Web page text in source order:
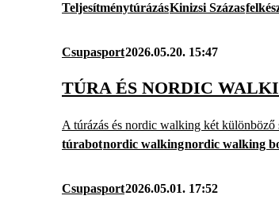
TeljesítménytúrázásKinizsi Százas
Csupasport2026.05.20. 15:47
TÚRA ÉS NORDIC
A túrázás és nordic walking két különböző
túrabotnordic walkingnordic walking
Csupasport2026.05.01. 17:52